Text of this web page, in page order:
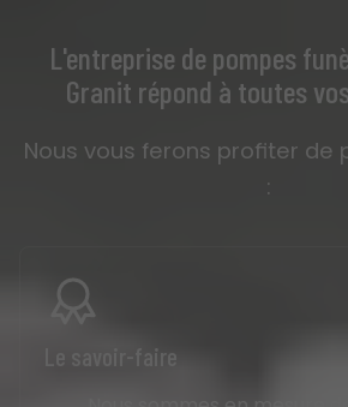
L'entreprise de pompes
Granit répond à toutes
Nous vous ferons profiter de
:
Les services diversifiés